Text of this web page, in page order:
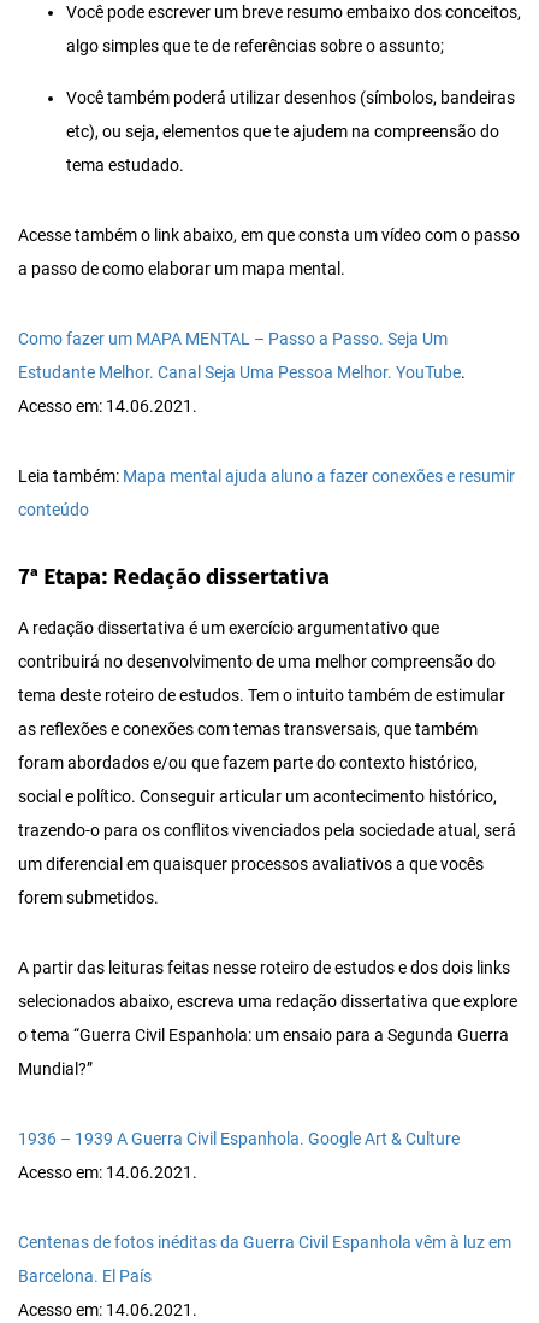
Você pode escrever um breve resumo embaixo dos conceitos,
algo simples que te de referências sobre o assunto;
Você também poderá utilizar desenhos (símbolos, bandeiras
etc), ou seja, elementos que te ajudem na compreensão do
tema estudado.
Acesse também o link abaixo, em que consta um vídeo com o passo
a passo de como elaborar um mapa mental.
Como fazer um MAPA MENTAL – Passo a Passo. Seja Um
Estudante Melhor. Canal Seja Uma Pessoa Melhor. YouTube.
Acesso em: 14.06.2021.
Leia também: Mapa mental ajuda aluno a fazer conexões e resumir
conteúdo
7ª Etapa: Redação dissertativa
A redação dissertativa é um exercício argumentativo que
contribuirá no desenvolvimento de uma melhor compreensão do
tema deste roteiro de estudos. Tem o intuito também de estimular
as reflexões e conexões com temas transversais, que também
foram abordados e/ou que fazem parte do contexto histórico,
social e político. Conseguir articular um acontecimento histórico,
trazendo-o para os conflitos vivenciados pela sociedade atual, será
um diferencial em quaisquer processos avaliativos a que vocês
forem submetidos.
A partir das leituras feitas nesse roteiro de estudos e dos dois links
selecionados abaixo, escreva uma redação dissertativa que explore
o tema “Guerra Civil Espanhola: um ensaio para a Segunda Guerra
Mundial?”
1936 – 1939 A Guerra Civil Espanhola. Google Art & Culture
Acesso em: 14.06.2021.
Centenas de fotos inéditas da Guerra Civil Espanhola vêm à luz em
Barcelona. El País
Acesso em: 14.06.2021.